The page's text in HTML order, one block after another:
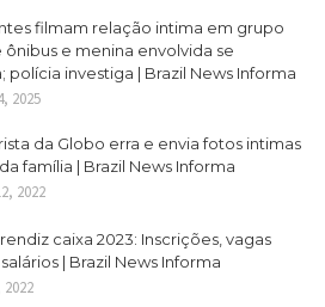
filmam relação intima em grupo
e menina envolvida se
polícia investiga | Brazil News Informa
2025
da Globo erra e envia fotos intimas
família | Brazil News Informa
2022
caixa 2023: Inscrições, vagas
| Brazil News Informa